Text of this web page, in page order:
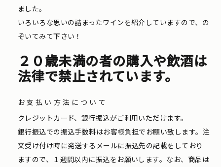
ました。
いろいろな思いの詰まったワインを紹介していますので、の
ぞいてみて下さい！
２０歳未満の者の購入や飲酒は
法律で禁止されています。
お支払い方法について
クレジットカード、銀行振込がご利用いただけます。
銀行振込での振込手数料はお客様負担でお願い致します。注
文受け付け時に発送するメールに振込先の記載をしており
ますので、１週間以内に振込をお願いします。なお、商品は